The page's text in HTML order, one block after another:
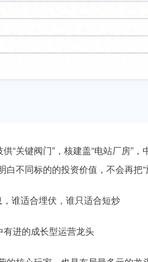
“关键阀门”，核建盖“电站厂房”
不同标的的投资价值，不会再把“
谁适合埋伏，谁只适合短炒
进的成长型运营龙头